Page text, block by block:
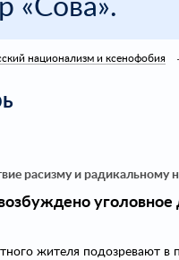
«Сова».
национализм и ксенофобия
расизму и радикальному
уголовное
жителя подозревают в